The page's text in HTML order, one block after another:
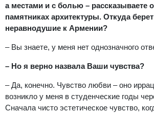
а местами и с болью – рассказываете
памятниках архитектуры. Откуда
неравнодушие к Армении?
– Вы знаете, у меня нет однозначного
– Но я верно назвала Ваши чувства?
– Да, конечно. Чувство любви – оно
возникло у меня в студенческие годы
Сначала чисто эстетическое чувство,